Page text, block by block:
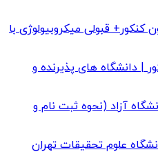
کنکور+ قبولی میکروبیولوژی با
| دانشگاه های پذیرنده و
آزاد (نحوه ثبت نام و
علوم تحقیقات تهران